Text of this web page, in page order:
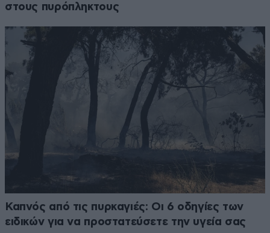
στους πυρόπληκτους
Καπνός από τις πυρκαγιές: Οι 6 οδηγίες των
ειδικών για να προστατεύσετε την υγεία σας